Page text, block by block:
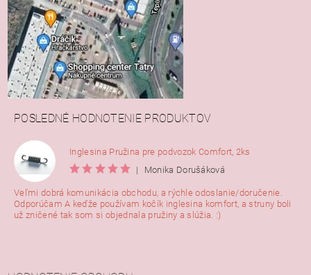
POSLEDNÉ HODNOTENIE PRODUKTOV
Inglesina Pružina pre podvozok Comfort, 2ks
|
Monika Dorušáková
Veľmi dobrá komunikácia obchodu, a rýchle odoslanie/doručenie.
Odporúčam A keďže používam kočík inglesina komfort, a struny boli
už zničené tak som si objednala pružiny a slúžia. :)